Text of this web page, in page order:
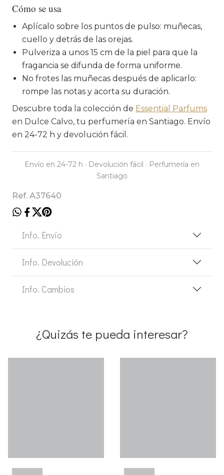
Cómo se usa
Aplícalo sobre los puntos de pulso: muñecas,
cuello y detrás de las orejas.
Pulveriza a unos 15 cm de la piel para que la
fragancia se difunda de forma uniforme.
No frotes las muñecas después de aplicarlo:
rompe las notas y acorta su duración.
Descubre toda la colección de Essential Parfums
en Dulce Calvo, tu perfumería en Santiago. Envío
en 24-72 h y devolución fácil.
Envío en 24-72 h · Devolución fácil · Perfumería en
Santiago
Ref. A37640
Info. Envío
Info. Devolución
Info. Cambios
¿Quizás te pueda interesar?